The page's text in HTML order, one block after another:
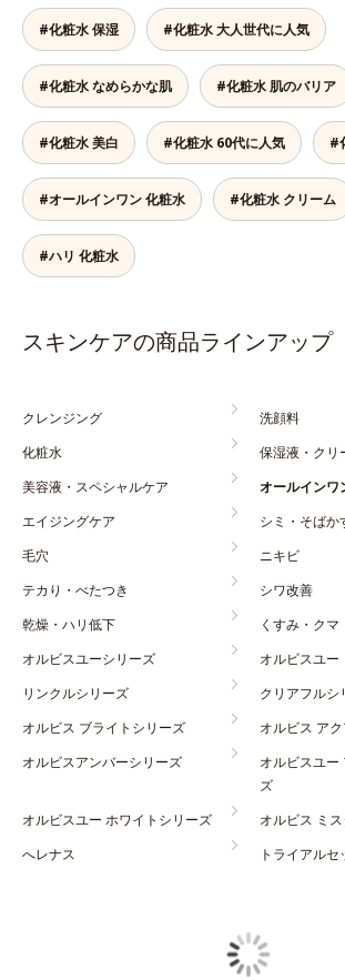
#化粧水 保湿 #化粧水 大人世代に人気
#化粧水 なめらかな肌 #化粧水 肌のバリア
#化粧水 美白 #化粧水 60代に人気 #
#オールインワン 化粧水 #化粧水 クリーム
#ハリ 化粧水
スキンケアの商品ラインアップ
クレンジング
洗顔料
化粧水
保湿液・クリ
美容液・スペシャルケア
オールインワ
エイジングケア
シミ・そばか
毛穴
ニキビ
テカり・べたつき
シワ改善
乾燥・ハリ低下
くすみ・クマ
オルビスユーシリーズ
オルビスユー
リンクルシリーズ
クリアフルシ
オルビス ブライトシリーズ
オルビス ア
オルビスアンバーシリーズ
オルビスユー
ズ
オルビスユー ホワイトシリーズ
オルビス ミ
へレナス
トライアルセ